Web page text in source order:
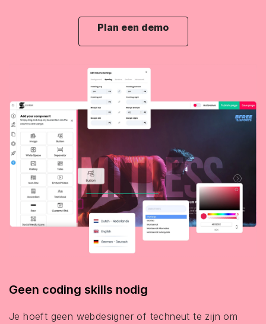
Plan een demo
Geen coding skills nodig
Je hoeft geen webdesigner of techneut te zijn om